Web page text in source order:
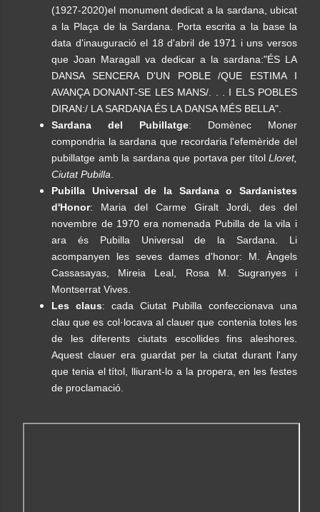
(1927-2020)el monument dedicat a la sardana, ubicat
a la Plaça de la Sardana. Porta escrita a la base la
data d'inauguració el 18 d'abril de 1971 i uns versos
que Joan Maragall va dedicar a la sardana:"ÉS LA
DANSA SENCERA D'UN POBLE /QUE ESTIMA I
AVANÇA DONANT-SE LES MANS/. . . I ELS POBLES
DIRAN:/ LA SARDANA ÉS LA DANSA MÉS BELLA".
Sardana del Pubillatge: Domènec Moner
compondria la sardana que recordaria l'efemèride del
pubillatge amb la sardana que portava per títol Lloret,
Ciutat Pubilla
Pubilla Universal de la Sardana o Sardanistes
d'Honor: Maria del Carme Giralt Jordi, des del
novembre de 1970 era nomenada Pubilla de la vila i
ara és Pubilla Universal de la Sardana. Li
acompanyen les seves dames d'honor: M. Àngels
Cassasayas, Mireia Leal, Rosa M. Sugranyes i
Montserrat Vives.
Les claus: cada Ciutat Pubilla confeccionava una
clau que es col·locava al clauer que contenia totes les
de les diferents ciutats escollides fins aleshores.
Aquest clauer era guardat per la ciutat durant l'any
que tenia el títol, lliurant-lo a la propera, en les festes
de proclamació.